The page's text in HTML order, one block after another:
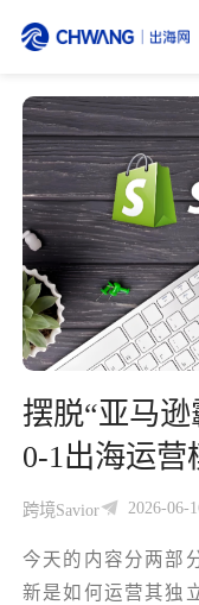
跨境展会
出海服务
出海资讯
跨境报告
出海导航
出海交流群
了解出海网
登录/注册
摆脱“亚马
0-1出海运营
跨境Savior 2026-06-
今天的内容分两部
新是如何运营其独